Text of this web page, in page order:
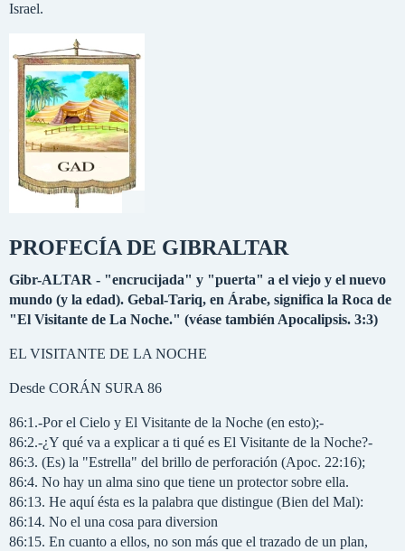
Israel.
PROFECÍA DE GIBRALTAR
Gibr-ALTAR - "encrucijada" y "puerta" a el viejo y el nuevo
mundo (y la edad). Gebal-Tariq, en Árabe, significa la Roca de
"El Visitante de La Noche." (véase también Apocalipsis. 3:3)
EL VISITANTE DE LA NOCHE
Desde CORÁN SURA 86
86:1.-Por el Cielo y El Visitante de la Noche (en esto);-
86:2.-¿Y qué va a explicar a ti qué es El Visitante de la Noche?-
86:3. (Es) la "Estrella" del brillo de perforación (Apoc. 22:16);
86:4. No hay un alma sino que tiene un protector sobre ella.
86:13. He aquí ésta es la palabra que distingue (Bien del Mal):
86:14. No el una cosa para diversion
86:15. En cuanto a ellos, no son más que el trazado de un plan,